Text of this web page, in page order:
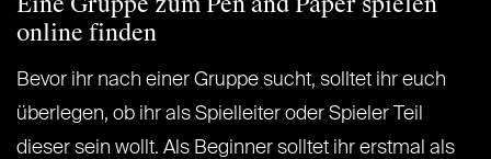
online finden
Bevor ihr nach einer Gruppe sucht, solltet ihr euch
überlegen, ob ihr als Spielleiter oder Spieler Teil
dieser sein wollt. Als Beginner solltet ihr erstmal als